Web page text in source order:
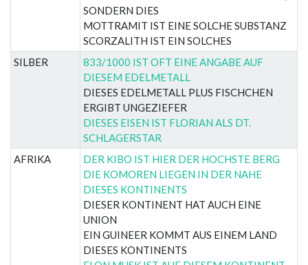
SONDERN DIES
MOTTRAMIT IST EINE SOLCHE SUBSTANZ
SCORZALITH IST EIN SOLCHES
SILBER
833/1000 IST OFT EINE ANGABE AUF
DIESEM EDELMETALL
DIESES EDELMETALL PLUS FISCHCHEN
ERGIBT UNGEZIEFER
DIESES EISEN IST FLORIAN ALS DT.
SCHLAGERSTAR
AFRIKA
DER KIBO IST HIER DER HOCHSTE BERG
DIE KOMOREN LIEGEN IN DER NAHE
DIESES KONTINENTS
DIESER KONTINENT HAT AUCH EINE
UNION
EIN GUINEER KOMMT AUS EINEM LAND
DIESES KONTINENTS